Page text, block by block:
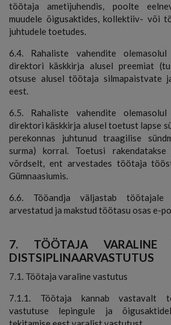
töötaja ametijuhendis, poolte
muudele õigusaktides, kollektiiv- või
juhtudele toetudes.
6.4. Rahaliste vahendite
direktori käskkirja alusel preemiat
otsuse alusel töötaja silmapaistvate
eest.
6.5. Rahaliste vahendite
direktori käskkirja alusel toetust lapse
perekonnas juhtunud traagilise
surma) korral. Toetusi
võrdselt, ent arvestades töötaja
Gümnaasiumis.
6.6. Tööandja väljastab töötajale
arvestatud ja makstud töötasu osas e-
7. TÖÖTAJA VARALINE
DISTSIPLINAARVASTUTUS
7.1. Töötaja varaline vastutus
7.1.1. Töötaja kannab vastavalt
vastutuse lepingule ja